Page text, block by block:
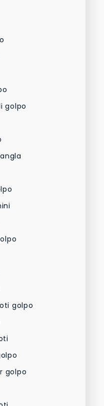
golpo
golpo
golpo